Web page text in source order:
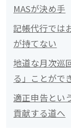
MASが決め手
記帳代行では
が持てない
地道な月次巡
る」ことがで
適正申告とい
貢献する道へ